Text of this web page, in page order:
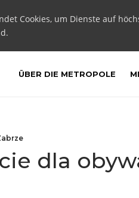
Cookies, um Dienste auf
ÜBER DIE METROPOLE
dla